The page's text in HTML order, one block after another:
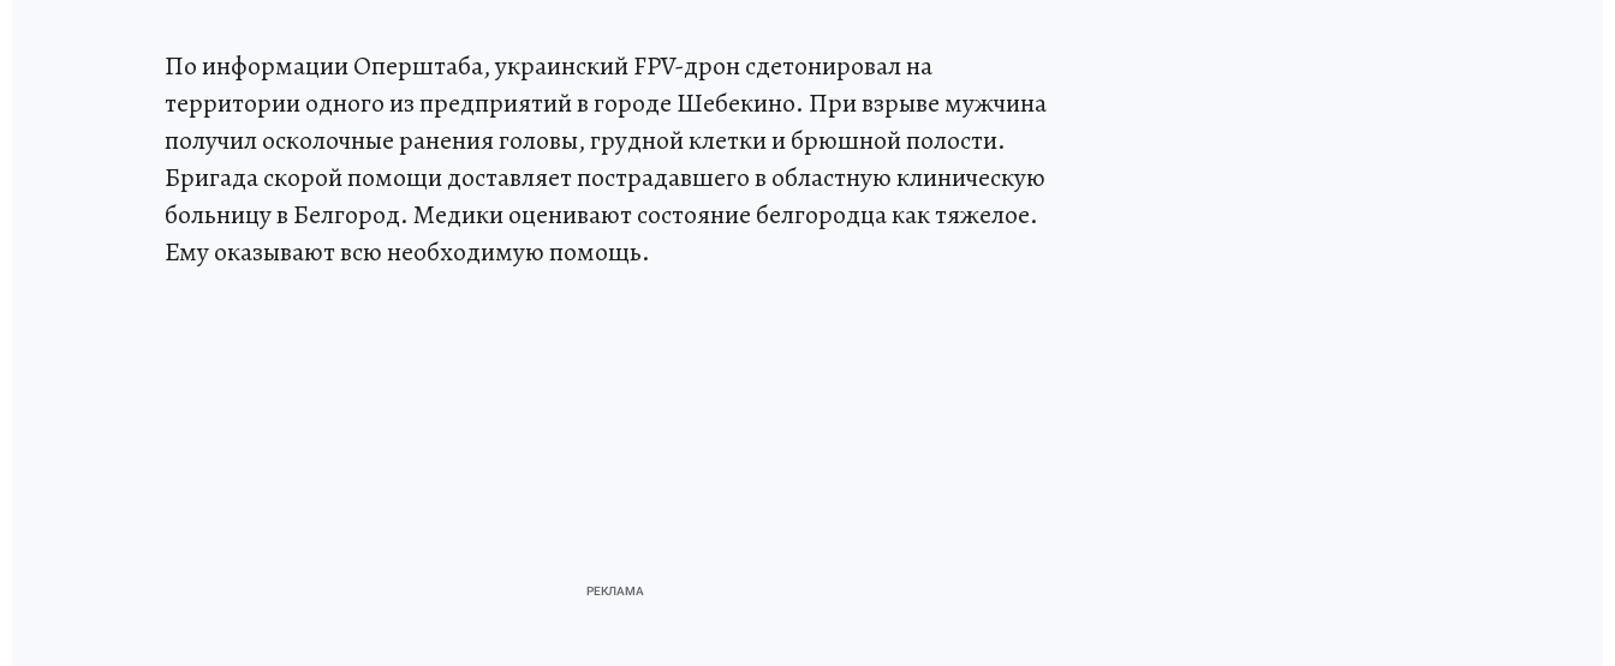
По информации Оперштаба, украинский FPV-дрон сдетонировал на
территории одного из предприятий в городе Шебекино. При взрыве мужчина
получил осколочные ранения головы, грудной клетки и брюшной полости.
Бригада скорой помощи доставляет пострадавшего в областную клиническую
больницу в Белгород. Медики оценивают состояние белгородца как тяжелое.
Ему оказывают всю необходимую помощь.